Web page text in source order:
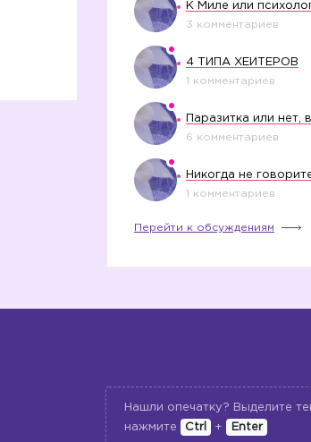
К Миле или
3 комментариев
4 ТИПА ХЕЙТЕРОВ
1 комментариев
6 комментариев
1 комментариев
Перейти к обсуждениям
Нашли опечатку? Выделите
нажмите
Ctrl + Enter